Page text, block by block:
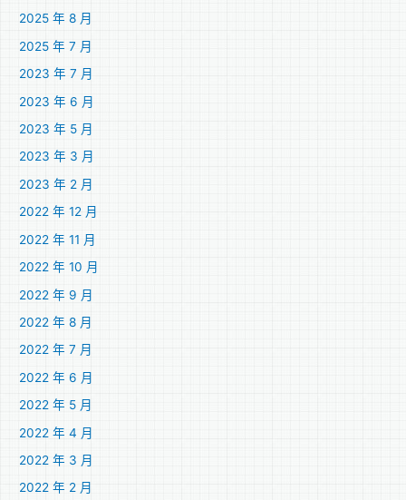
2025 年 8 月
2025 年 7 月
2023 年 7 月
2023 年 6 月
2023 年 5 月
2023 年 3 月
2023 年 2 月
2022 年 12 月
2022 年 11 月
2022 年 10 月
2022 年 9 月
2022 年 8 月
2022 年 7 月
2022 年 6 月
2022 年 5 月
2022 年 4 月
2022 年 3 月
2022 年 2 月